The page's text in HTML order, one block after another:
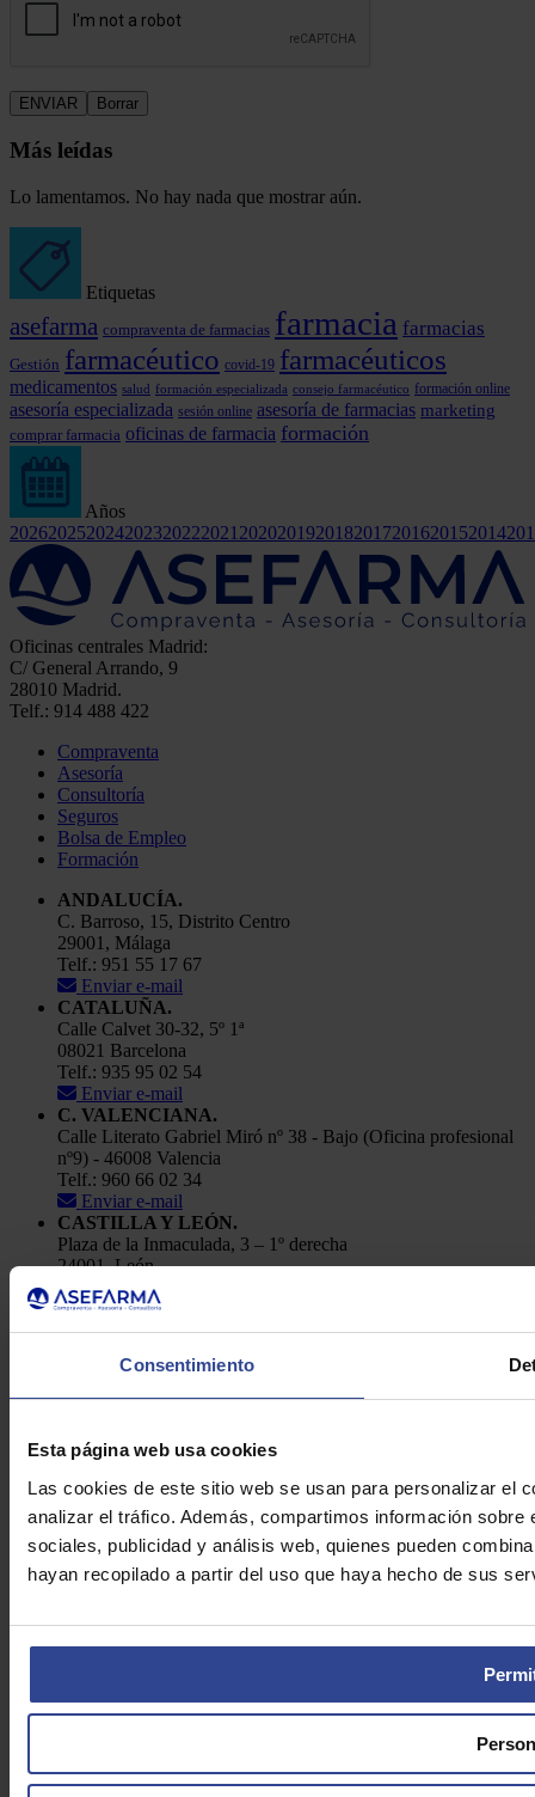
Consentimiento
Esta página web usa cookies
Las cookies de este sitio web se usan para personalizar el
analizar el tráfico. Además, compartimos información
sociales, publicidad y análisis web, quienes pueden
hayan recopilado a partir del uso que haya hecho de sus
Más leídas
Lo lamentamos. No hay nada que mostrar aún.
Etiquetas
asefarma compraventa de farmacias farmacia farmacias
Gestión farmacéutico covid-19 farmacéuticos
medicamentos salud formación especializada consejo farmacéutico formación online
asesoría especializada sesión online asesoría de farmacias marketing
comprar farmacia oficinas de farmacia formación
Años
202620252024202320222021 2020201920182017201620152014
Oficinas centrales Madrid:
C/ General Arrando, 9
28010 Madrid.
Telf.: 914 488 422
Compraventa
Asesoría
Consultoría
Seguros
Bolsa de Empleo
Formación
ANDALUCÍA.
C. Barroso, 15, Distrito Centro
29001, Málaga
Telf.: 951 55 17 67
Enviar e-mail
CATALUÑA.
Calle Calvet 30-32, 5º 1ª
08021 Barcelona
Telf.: 935 95 02 54
Enviar e-mail
C. VALENCIANA.
Calle Literato Gabriel Miró nº 38 - Bajo (Oficina profesional
nº9) - 46008 Valencia
Telf.: 960 66 02 34
Enviar e-mail
CASTILLA Y LEÓN.
Plaza de la Inmaculada, 3 – 1º derecha
24001, León
Telf.: 91 448 84 22
Enviar e-mail
Aviso Legal